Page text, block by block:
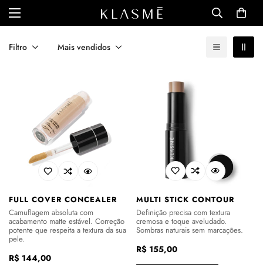
Filtro Mais vendidos
FULL COVER CONCEALER
Camuflagem absoluta com
acabamento matte estável. Correção
potente que respeita a textura da sua
pele.
Preço
R$ 144,00
MULTI STICK CONTOUR
Definição precisa com textura
cremosa e toque aveludado.
Sombras naturais sem marcações.
Preço
R$ 155,00